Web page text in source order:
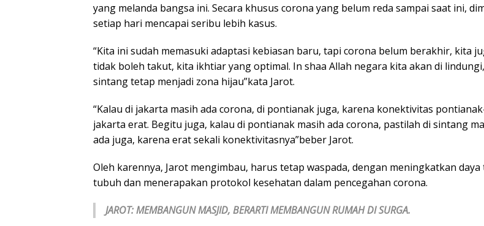
yang melanda bangsa ini. Secara khusus corona yang belum reda sampai saat ini,
setiap hari mencapai seribu lebih kasus.
“Kita ini sudah memasuki adaptasi kebiasan baru, tapi corona belum berakhir, kita
tidak boleh takut, kita ikhtiar yang optimal. In shaa Allah negara kita akan di
sintang tetap menjadi zona hijau”kata Jarot.
“Kalau di jakarta masih ada corona, di pontianak juga, karena konektivitas
jakarta erat. Begitu juga, kalau di pontianak masih ada corona, pastilah di sintang
ada juga, karena erat sekali konektivitasnya”beber Jarot.
Oleh karennya, Jarot mengimbau, harus tetap waspada, dengan meningkatkan daya
tubuh dan menerapakan protokol kesehatan dalam pencegahan corona.
JAROT:MEMBANGUN MASJID, BERARTI MEMBANGUN RUMAH DISURGA.